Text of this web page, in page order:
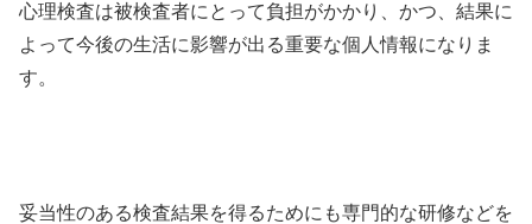
心理検査は被検査者にとって負担がかかり、かつ、結果に
よって今後の生活に影響が出る重要な個人情報になりま
す。
妥当性のある検査結果を得るためにも専門的な研修などを